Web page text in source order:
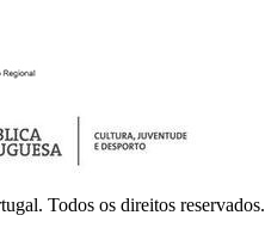
Todos os direitos reservados.